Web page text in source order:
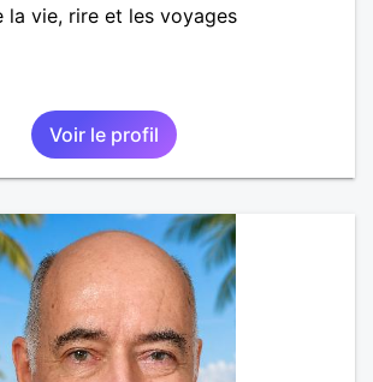
la vie, rire et les voyages
Voir le profil